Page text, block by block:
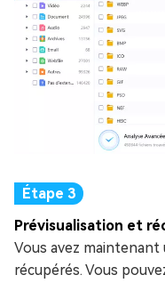
Prévisualisation et
Vous avez
récupérés. Vous